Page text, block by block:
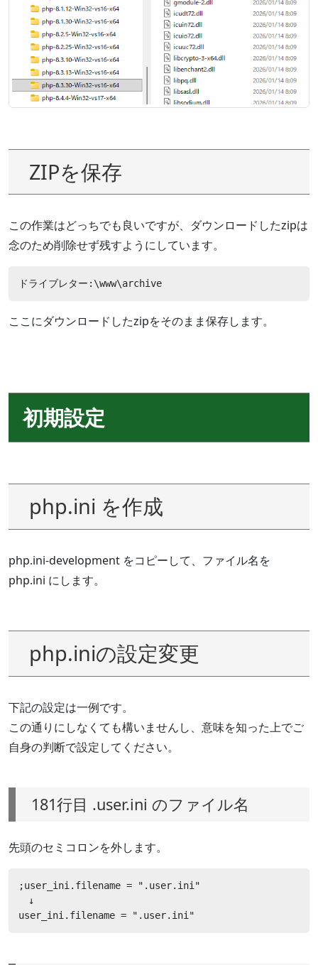
ZIPを保存
この作業はどっちでも良いですが、ダウンロードしたzipは
念のため削除せず残すようにしています。
ドライブレター:\www\archive
ここにダウンロードしたzipをそのまま保存します。
初期設定
php.ini を作成
php.ini-development をコピーして、ファイル名を
php.ini にします。
php.iniの設定変更
下記の設定は一例です。
この通りにしなくても構いませんし、意味を知った上でご
自身の判断で設定してください。
181行目 .user.ini のファイル名
先頭のセミコロンを外します。
;user_ini.filename = ".user.ini"
↓
user_ini.filename = ".user.ini"